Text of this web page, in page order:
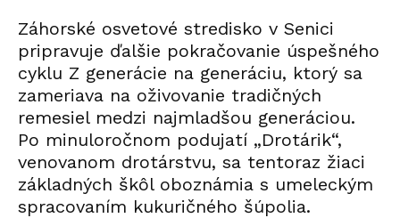
Záhorské osvetové stredisko v Senici
pripravuje ďalšie pokračovanie úspešného
cyklu Z generácie na generáciu, ktorý sa
zameriava na oživovanie tradičných
remesiel medzi najmladšou generáciou.
Po minuloročnom podujatí „Drotárik“,
venovanom drotárstvu, sa tentoraz žiaci
základných škôl oboznámia s umeleckým
spracovaním kukuričného šúpolia.